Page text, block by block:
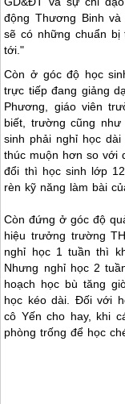
động Thương Binh
sẽ có những chuẩn
tới."
Còn ở góc độ học
trực tiếp đang giảng
Phương, giáo viên
biết, trường cũng
sinh phải nghỉ học
thúc muộn hơn so với
đổi thì học sinh lớp
rèn kỹ năng làm bài
Còn đứng ở góc độ
hiệu trưởng trường
nghỉ học 1 tuần thì
Nhưng nghỉ học 2
hoạch học bù tăng
học kéo dài. Đối với
cô Yến cho hay, khi
phòng trống để học